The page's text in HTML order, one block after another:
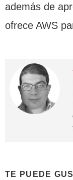
además de
ofrece AWS
TE PUEDE